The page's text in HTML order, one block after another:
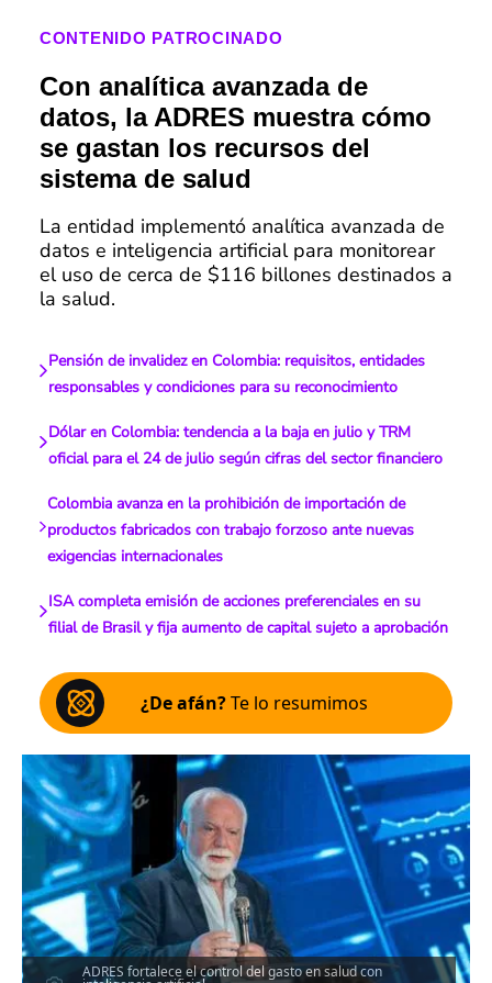
CONTENIDO PATROCINADO
Con analítica avanzada de
datos, la ADRES muestra cómo
se gastan los recursos del
sistema de salud
La entidad implementó analítica avanzada de
datos e inteligencia artificial para monitorear
el uso de cerca de $116 billones destinados a
la salud.
Pensión de invalidez en Colombia: requisitos, entidades
responsables y condiciones para su reconocimiento
Dólar en Colombia: tendencia a la baja en julio y TRM
oficial para el 24 de julio según cifras del sector financiero
Colombia avanza en la prohibición de importación de
productos fabricados con trabajo forzoso ante nuevas
exigencias internacionales
ISA completa emisión de acciones preferenciales en su
filial de Brasil y fija aumento de capital sujeto a aprobación
¿De afán?Te lo resumimos
ADRES fortalece el control del gasto en salud con